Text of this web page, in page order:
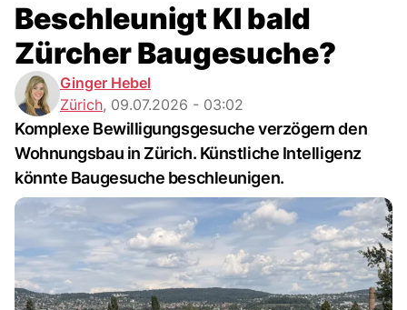
Beschleunigt KI bald
Zürcher Baugesuche?
Ginger Hebel
Zürich, 09.07.2026 - 03:02
Komplexe Bewilligungsgesuche verzögern den
Wohnungsbau in Zürich. Künstliche Intelligenz
könnte Baugesuche beschleunigen.